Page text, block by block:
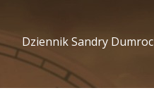
Dziennik Sandry Dumroc